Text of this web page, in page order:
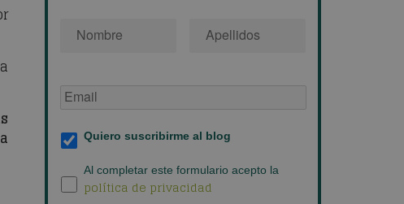
de
Suscripción
al
blog
Quiero suscribirme al blog
Política
Al completar este formulario acepto la
política de privacidad